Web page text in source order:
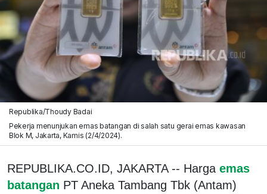
Republika/Thoudy Badai
Pekerja menunjukan emas batangan di salah satu gerai emas kawasan
Blok M, Jakarta, Kamis (2/4/2024).
REPUBLIKA.CO.ID, JAKARTA -- Harga emas
batangan PT Aneka Tambang Tbk (Antam)